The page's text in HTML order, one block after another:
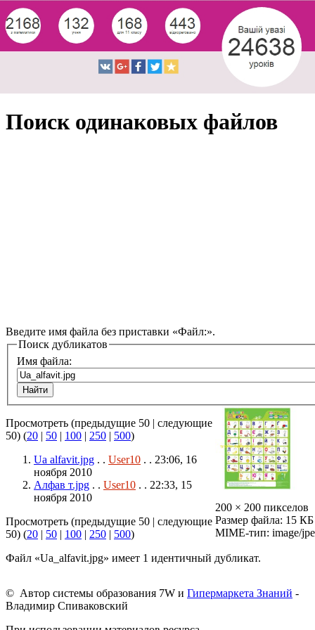
Поиск одинаковых файлов
Введите имя файла без приставки «Файл:».
Поиск дубликатов
Имя файла:
200 × 200 пикселов
Размер файла: 15 КБ
MIME-тип: image/
Просмотреть (предыдущие 50 | следующие
50) (20 | 50 | 100 | 250 | 500)
Ua alfavit.jpg . . User10 . . 23:06, 16
ноября 2010
Алфав т.jpg . . User10 . . 22:33, 15
ноября 2010
Просмотреть (предыдущие 50 | следующие
50) (20 | 50 | 100 | 250 | 500)
Файл «Ua_alfavit.jpg» имеет 1 идентичный дубликат.
© Автор системы образования 7W и Гипермаркета Знаний -
Владимир Спиваковский